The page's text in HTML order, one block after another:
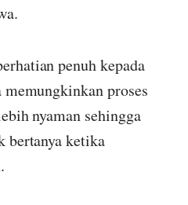
penuh kepada
proses
nyaman sehingga
bertanya ketika